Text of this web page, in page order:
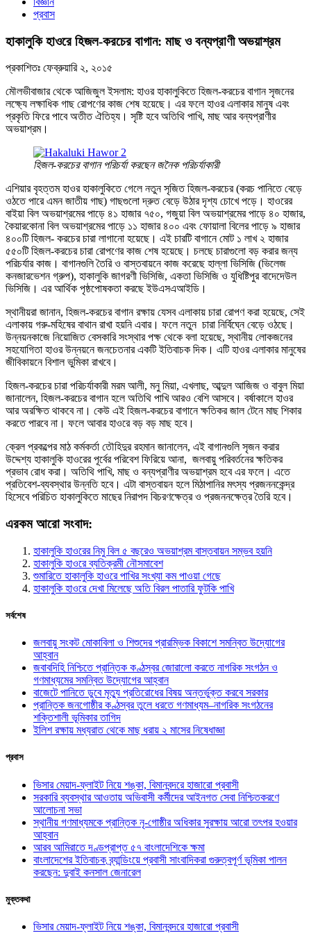
প্রবাস
হাকালুকি হাওরে হিজল-করচের বাগান: মাছ ও বন্যপ্রাণী অভয়াশ্রম
প্রকাশিতঃ ফেব্রুয়ারি ২, ২০১৫
মৌলভীবাজার থেকে আজিজুল ইসলাম: হাওর হাকালুকিতে হিজল-করচের বাগান সৃজনের
লক্ষ্যে লক্ষাধিক গাছ রোপণের কাজ শেষ হয়েছে। এর ফলে হাওর এলাকার মানুষ এবং
প্রকৃতি ফিরে পাবে অতীত ঐতিহ্য। সৃষ্টি হবে অতিথি পাখি, মাছ আর বন্যপ্রাণীর
অভয়াশ্রম।
হিজল-করচের বাগান পরিচর্যা করছেন জনৈক পরিচর্যাকারী
এশিয়ার বৃহত্তম হাওর হাকালুকিতে গেলে নতুন সৃজিত হিজল-করচের (করচ পানিতে বেড়ে
ওঠতে পারে এমন জাতীয় গাছ) গাছগুলো দ্রুত বেড়ে উঠার দৃশ্য চোখে পড়ে। হাওরের
বাইয়া বিল অভয়াশ্রমের পাড়ে ৪১ হাজার ৭৫০, গজুয়া বিল অভয়াশ্রমের পাড়ে ৪০ হাজার,
কৈয়ারকোনা বিল অভয়াশ্রমের পাড়ে ১১ হাজার ৪০০ এবং ফোয়ালা বিলের পাড়ে ৯ হাজার
৪০০টি হিজল- করচের চারা লাগানো হয়েছে। এই চারটি বাগানে মোট ১ লাখ ২ হাজার
৫৫০টি হিজল-করচের চারা রোপণের কাজ শেষ হয়েছে। চলছে চারাগুলো বড় করার জন্য
পরিচর্যার কাজ। বাগানগুলি তৈরি ও বাস্তবায়নে কাজ করেছে হাল্লা ভিসিজি (ভিলেজ
কনজারভেশন গ্রুপ), হাকালুকি জাগরণী ভিসিজি, একতা ভিসিজি ও যুধিষ্টিপুর বাদেদেউল
ভিসিজি। এর আর্থিক পৃষ্ঠপোষকতা করছে ইউএসএআইডি।
স্থানীয়রা জানান, হিজল-করচের বাগান রক্ষায় যেসব এলাকায় চারা রোপণ করা হয়েছে, সেই
এলাকায় গরু-মহিষের বাথান রাখা হয়নি এবার। ফলে নতুন চারা নির্বিঘ্নে বেড়ে ওঠছে।
উন্নয়নকাজে নিয়োজিত বেসকারি সংস্থার পক্ষ থেকে বলা হয়েছে, স্থানীয় লোকজনের
সহযোগিতা হাওর উন্নয়নে জনচেতনার একটি ইতিবাচক দিক। এটি হাওর এলাকার মানুষের
জীবিকায়নে বিশাল ভুমিকা রাখবে।
হিজল-করচের চারা পরিচর্যাকারী মরম আলী, মনু মিয়া, এখলাছ, আব্দুল আজিজ ও বাবুল মিয়া
জানালেন, হিজল-করচের বাগান হলে অতিথি পাখি আরও বেশি আসবে। বর্ষাকালে হাওর
আর অরক্ষিত থাকবে না। কেউ এই হিজল-করচের বাগানে ক্ষতিকর জাল টেনে মাছ শিকার
করতে পারবে না। ফলে আবার হাওরে বড় বড় মাছ হবে।
ক্রেল প্রকল্পের মাঠ কর্মকর্তা তৌহিদুর রহমান জানালেন, এই বাগানগুলি সৃজন করার
উদ্দেশ্য হাকালুকি হাওরের পূর্বের পরিবেশ ফিরিয়ে আনা, জলবায়ু পরিবর্তনের ক্ষতিকর
প্রভাব রোধ করা। অতিথি পাখি, মাছ ও বন্যপ্রাণীর অভয়াশ্রম হবে এর ফলে। এতে
প্রতিবেশ-ব্যবস্থার উন্নতি হবে। এটা বাস্তবায়ন হলে মিঠাপানির মৎস্য প্রজননকেন্দ্র
হিসেবে পরিচিত হাকালুকিতে মাছের নিরাপদ বিচরণক্ষেত্র ও প্রজননক্ষেত্র তৈরি হবে।
এরকম আরো সংবাদ:
হাকালুকি হাওরের নিমু বিল ৫ বছরেও অভয়াশ্রম বাস্তবায়ন সম্ভব হয়নি
হাকালুকি হাওরে ব্যতিক্রমী নৌসমাবেশ
শুমারিতে হাকালুকি হাওরে পাখির সংখ্যা কম পাওয়া গেছে
হাকালুকি হাওরে দেখা মিলেছে অতি বিরল পাতারি ফুটকি পাখি
সর্বশেষ
জলবায়ু সংকট মোকাবিলা ও শিশুদের প্রারম্ভিক বিকাশে সমন্বিত উদ্যোগের
আহ্বান
জবাবদিহি নিশ্চিতে প্রান্তিক কণ্ঠস্বর জোরালো করতে নাগরিক সংগঠন ও
গণমাধ্যমের সমন্বিত উদ্যোগের আহ্বান
বাজেটে পানিতে ডুবে মৃত্যু প্রতিরোধের বিষয় অন্তর্ভুক্ত করবে সরকার
প্রান্তিক জনগোষ্ঠীর কণ্ঠস্বর তুলে ধরতে গণমাধ্যম–নাগরিক সংগঠনের
শক্তিশালী ভূমিকার তাগিদ
ইলিশ রক্ষায় মধ্যরাত থেকে মাছ ধরায় ২ মাসের নিষেধাজ্ঞা
প্রবাস
ভিসার মেয়াদ-ফ্লাইট নিয়ে শঙ্কা, বিমানবন্দরে হাজারো প্রবাসী
সরকারি ব্যবস্থার আওতায় অভিবাসী কর্মীদের আইনগত সেবা নিশ্চিতকরণে
আলোচনা সভা
স্থানীয় গণমাধ্যমকে প্রান্তিক নৃ-গোষ্ঠীর অধিকার সুরক্ষায় আরো তৎপর হওয়ার
আহ্বান
আরব আমিরাতে দণ্ডপ্রাপ্ত ৫৭ বাংলাদেশিকে ক্ষমা
বাংলাদেশের ইতিবাচক ব্র্যান্ডিংয়ে প্রবাসী সাংবাদিকরা গুরুত্বপূর্ণ ভূমিকা পালন
করছেন: দুবাই কনসাল জেনারেল
মুক্তকথা
ভিসার মেয়াদ-ফ্লাইট নিয়ে শঙ্কা, বিমানবন্দরে হাজারো প্রবাসী